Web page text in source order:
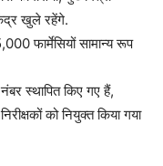
खुले रहेंगे.
फार्मेसियों सामान्य रूप
स्थापित किए गए हैं,
को नियुक्त किया गया